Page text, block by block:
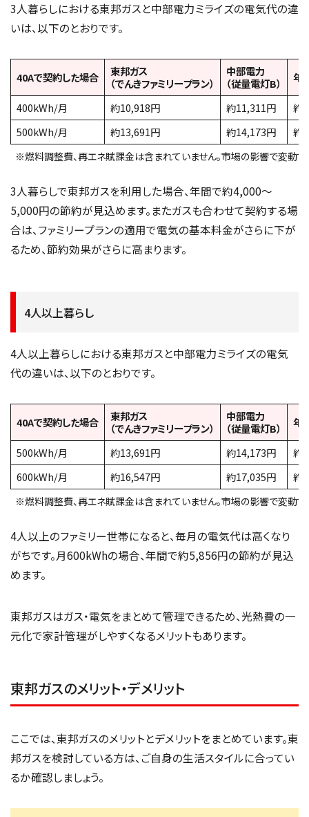
3人暮らしにおける東邦ガスと中部電力ミライズの電気代の違
いは、以下のとおりです。
40Aで契約した場合
東邦ガス
（でんきファミリープラン）
中部電力
（従量電灯B）
年
400kWh/月 約10,918円 約11,311円
約
500kWh/月
約13,691円 約14,173円 約
※燃料調整費、再エネ賦課金は含まれていません。市場の影響で変動す
3人暮らしで東邦ガスを利用した場合、年間で約4,000～
5,000円の節約が見込めます。またガスも合わせて契約する場
合は、ファミリープランの適用で電気の基本料金がさらに下が
るため、節約効果がさらに高まります。
4人以上暮らし
4人以上暮らしにおける東邦ガスと中部電力ミライズの電気
代の違いは、以下のとおりです。
40Aで契約した場合
東邦ガス
（でんきファミリープラン）
中部電力
（従量電灯B）
年
500kWh/月 約13,691円 約14,173円
約
600kWh/月
約16,547円 約17,035円 約
※燃料調整費、再エネ賦課金は含まれていません。市場の影響で変動す
4人以上のファミリー世帯になると、毎月の電気代は高くなり
がちです。月600kWhの場合、年間で約5,856円の節約が見込
めます。
東邦ガスはガス・電気をまとめて管理できるため、光熱費の一
元化で家計管理がしやすくなるメリットもあります。
東邦ガスのメリット・デメリット
ここでは、東邦ガスのメリットとデメリットをまとめています。東
邦ガスを検討している方は、ご自身の生活スタイルに合ってい
るか確認しましょう。